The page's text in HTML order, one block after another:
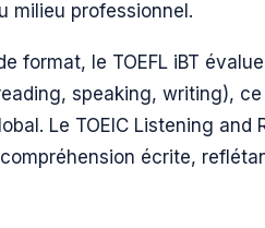
milieu professionnel.
format, le TOEFL iBT
speaking, writing),
Le TOEIC Listening
écrite,